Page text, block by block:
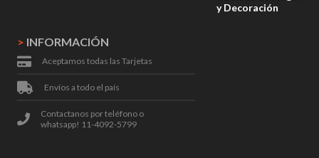
> INFORMACIÓN
Aceptamos todas las Tarjetas
Envíos a todo el país
Contactanos por teléfono o
whatsapp! 11-4092-5799
y Decoración